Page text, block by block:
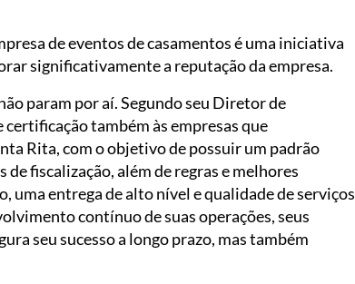
de eventos de casamentos é uma iniciativa
significativamente a reputação da empresa.
param por aí. Segundo seu Diretor de
também às empresas que
Rita, com o objetivo de possuir um padrão
fiscalização, além de regras e melhores
uma entrega de alto nível e qualidade de serviços
contínuo de suas operações, seus
seu sucesso a longo prazo, mas também